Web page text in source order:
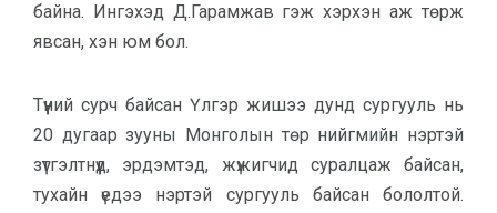
байна. Ингэхэд Д.Гарамжав гэж хэрхэн аж төрж
явсан, хэн юм бол.
Түүний сурч байсан Үлгэр жишээ дунд сургууль нь
20 дугаар зууны Монголын төр нийгмийн нэртэй
зүтгэлтнүүд, эрдэмтэд, жүжигчид суралцаж байсан,
тухайн үедээ нэртэй сургууль байсан бололтой.